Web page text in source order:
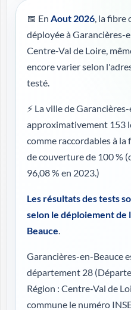
📅 En Aout 2026, la fibre
déployée à Garancières-
Centre-Val de Loire,
encore varier selon
testé.
⚡ La ville de
approximativement 153
comme raccordables à
de couverture de 100 %
96,08 % en 2023.)
Les résultats des tests
selon le déploiement de
Beauce.
Garancières-en-Beauce
département 28 (
Région : Centre-Val de
commune le numéro